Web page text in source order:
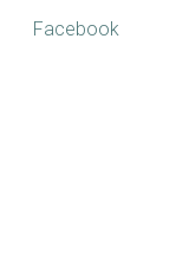
Facebook